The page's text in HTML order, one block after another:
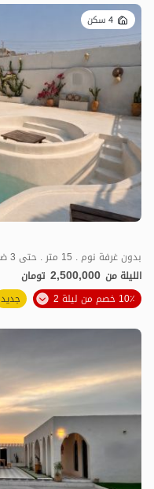
4 سكن
بدون غرفة نوم . 15 متر . حتى 3 ضيف
الليلة من 2,500,000 تومان
10٪ خصم من ليلة 2
جديد